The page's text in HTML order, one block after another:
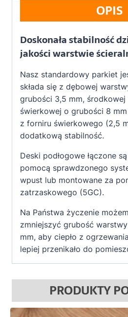
OPIS
Doskonała stabilność
jakości warstwie
Nasz standardowy parkiet
składa się z dębowej
grubości 3,5 mm,
świerkowej o grubości 8
z forniru świerkowego (2,5
dodatkową stabilność.
Deski podłogowe łączone
pomocą sprawdzonego
wpust lub montowane za
zatrzaskowego (5GC).
Na Państwa życzenie
zmniejszyć grubość
mm, aby ciepło z
lepiej przenikało do
PRODUKTY